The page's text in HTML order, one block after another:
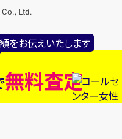
をお伝えいたします
無料査定
Ltd.